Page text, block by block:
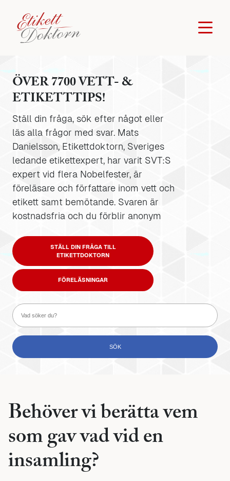
ÖVER 7700 VETT- &
ETIKETTTIPS!
Ställ din fråga, sök efter något eller
läs alla frågor med svar. Mats
Danielsson, Etikettdoktorn, Sveriges
ledande etikettexpert, har varit SVT:S
expert vid flera Nobelfester, är
föreläsare och författare inom vett och
etikett samt bemötande. Svaren är
kostnadsfria och du förblir anonym
STÄLL DIN FRÅGA TILL
ETIKETTDOKTORN
FÖRELÄSNINGAR
Behöver vi berätta vem
som gav vad vid en
insamling?